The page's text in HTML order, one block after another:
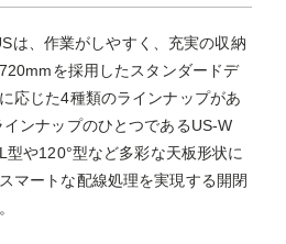
は、作業がしやすく、充実の収納
を採用したスタンダードデ
応じた4種類のラインナップがあ
ンナップのひとつであるUS-W
や120°型など多彩な天板形状に
マートな配線処理を実現する開閉